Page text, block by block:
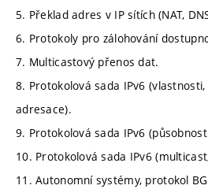
5. Překlad adres v IP sítích (NAT,
6. Protokoly pro zálohování
7. Multicastový přenos dat.
8. Protokolová sada IPv6
adresace).
9. Protokolová sada IPv6 (působnost
10. Protokolová sada IPv6
11. Autonomní systémy, protokol